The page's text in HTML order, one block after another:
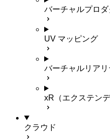
バーチャルプロ
UV マッピング
バーチャルリアリ
xR（エクステン
クラウド